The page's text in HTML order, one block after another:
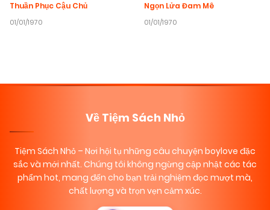
Thuần Phục Cậu Chủ
01/01/1970
Ngọn Lửa Đam Mê
01/01/1970
Về Tiệm Sách Nhỏ
Tiệm Sách Nhỏ – Nơi hội tụ những câu chuyện boylove đặc
sắc và mới nhất. Chúng tôi không ngừng cập nhật các tác
phẩm hot, mang đến cho bạn trải nghiệm đọc mượt mà,
chất lượng và trọn vẹn cảm xúc.